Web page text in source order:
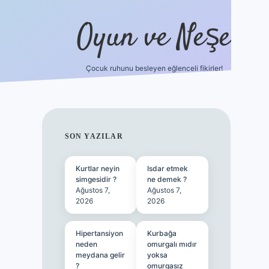
Oyun ve Neşe
Çocuk ruhunu besleyen eğlenceli fikirler!
SIDEBAR
SON YAZILAR
Kurtlar neyin
simgesidir ?
Ağustos 7,
2026
Isdar etmek
ne demek ?
Ağustos 7,
2026
Hipertansiyon
neden
meydana gelir
?
Kurbağa
omurgalı mıdır
yoksa
omurgasız
betci ilbet yeni giriş